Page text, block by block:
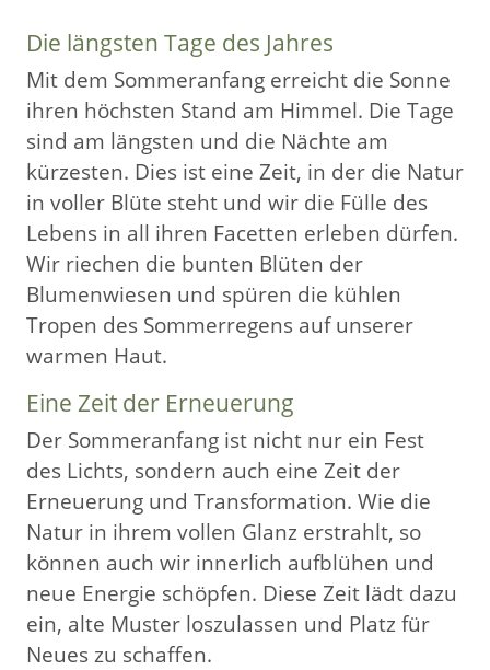
Die längsten Tage des Jahres
Mit dem Sommeranfang erreicht die Sonne
ihren höchsten Stand am Himmel. Die Tage
sind am längsten und die Nächte am
kürzesten. Dies ist eine Zeit, in der die Natur
in voller Blüte steht und wir die Fülle des
Lebens in all ihren Facetten erleben dürfen.
Wir riechen die bunten Blüten der
Blumenwiesen und spüren die kühlen
Tropen des Sommerregens auf unserer
warmen Haut.
Eine Zeit der Erneuerung
Der Sommeranfang ist nicht nur ein Fest
des Lichts, sondern auch eine Zeit der
Erneuerung und Transformation. Wie die
Natur in ihrem vollen Glanz erstrahlt, so
können auch wir innerlich aufblühen und
neue Energie schöpfen. Diese Zeit lädt dazu
ein, alte Muster loszulassen und Platz für
Neues zu schaffen.